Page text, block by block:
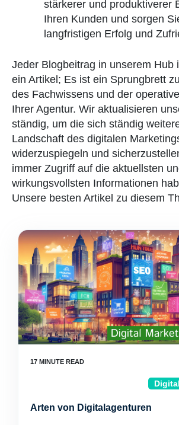
stärkerer und produktiverer
Ihren Kunden und sorgen
langfristigen Erfolg und
Jeder Blogbeitrag in unserem Hub
ein Artikel; Es ist ein Sprungbrett
des Fachwissens und der
Ihrer Agentur. Wir aktualisieren
ständig, um die sich ständig
Landschaft des digitalen
widerzuspiegeln und
immer Zugriff auf die aktuellsten
wirkungsvollsten Informationen
Unsere besten Artikel zu diesem
Arten von Digitalagenturen